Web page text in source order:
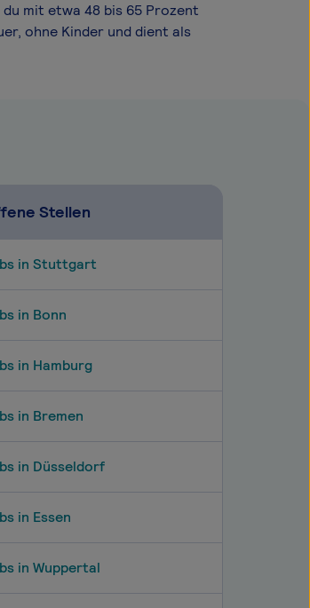
mit etwa 48 bis 65 Prozent
ohne Kinder und dient als
Stellen
in Stuttgart
in Bonn
in Hamburg
in Bremen
in Düsseldorf
in Essen
in Wuppertal